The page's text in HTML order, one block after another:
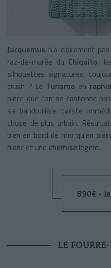
Jacquemus n’a clairement
raz-de-marée du Chiquito,
silhouettes signatures,
crush ? Le Turismo en raphia
pièce que l’on ne cantonne
sa bandoulière twiste
chose de plus urbain.
bien en bord de mer qu’en plein
blanc et une chemise légère.
890€ -
LE